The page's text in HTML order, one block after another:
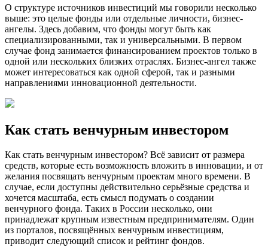
О структуре источников инвестиций мы говорили несколько
выше: это целые фонды или отдельные личности, бизнес-
ангелы. Здесь добавим, что фонды могут быть как
специализированными, так и универсальными. В первом
случае фонд занимается финансированием проектов только в
одной или нескольких близких отраслях. Бизнес-ангел также
может интересоваться как одной сферой, так и разными
направлениями инновационной деятельности.
Как стать венчурным инвестором
Как стать венчурным инвестором? Всё зависит от размера
средств, которые есть возможность вложить в инновации, и от
желания посвящать венчурным проектам много времени. В
случае, если доступны действительно серьёзные средства и
хочется масштаба, есть смысл подумать о создании
венчурного фонда. Таких в России несколько, они
принадлежат крупным известным предпринимателям. Один
из порталов, посвящённых венчурным инвестициям,
приводит следующий список и рейтинг фондов.